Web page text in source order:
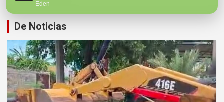
Eden
De Noticias